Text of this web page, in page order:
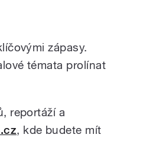
zápasy.
témata prolínat
reportáží a
, kde budete mít